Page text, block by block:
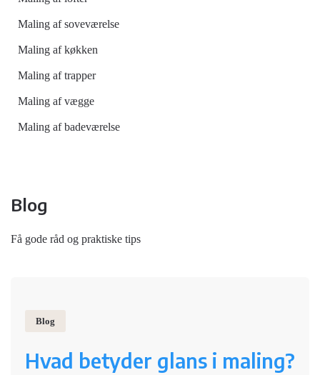
Maling af soveværelse
Maling af køkken
Maling af trapper
Maling af vægge
Maling af badeværelse
Blog
Få gode råd og praktiske tips
Blog
Hvad betyder glans i maling?